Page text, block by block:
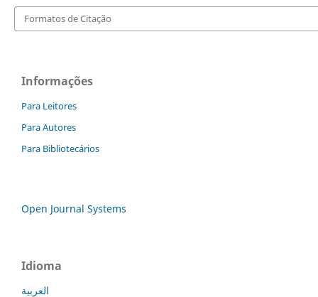
Formatos de Citação
Informações
Para Leitores
Para Autores
Para Bibliotecários
Open Journal Systems
Idioma
العربية